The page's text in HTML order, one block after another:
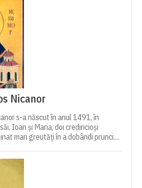
Nicanor
s-a născut în anul 1491, în
Ioan și Maria, doi credincioși
mari greutăți în a dobândi prunci....